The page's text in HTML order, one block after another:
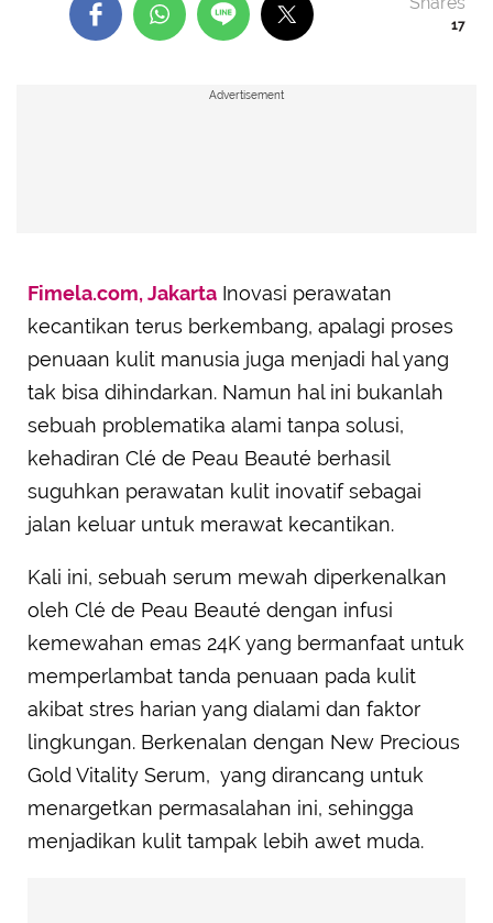
17
Advertisement
Fimela.com, Jakarta Inovasi perawatan
kecantikan terus berkembang, apalagi proses
penuaan kulit manusia juga menjadi hal yang
tak bisa dihindarkan. Namun hal ini bukanlah
sebuah problematika alami tanpa solusi,
kehadiran Clé de Peau Beauté berhasil
suguhkan perawatan kulit inovatif sebagai
jalan keluar untuk merawat kecantikan.
Kali ini, sebuah serum mewah diperkenalkan
oleh Clé de Peau Beauté dengan infusi
kemewahan emas 24K yang bermanfaat untuk
memperlambat tanda penuaan pada kulit
akibat stres harian yang dialami dan faktor
lingkungan. Berkenalan dengan New Precious
Gold Vitality Serum, yang dirancang untuk
menargetkan permasalahan ini, sehingga
menjadikan kulit tampak lebih awet muda.